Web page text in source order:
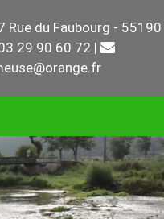
Rue du Faubourg - 55190
29 90 60 72 |